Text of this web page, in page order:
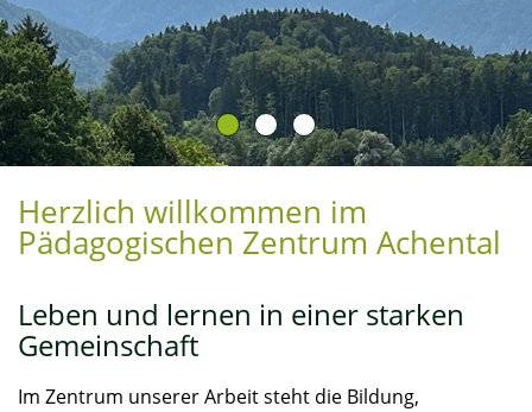
Herzlich willkommen im
Pädagogischen Zentrum Achental
Leben und lernen in einer starken
Gemeinschaft
Im Zentrum unserer Arbeit steht die Bildung,